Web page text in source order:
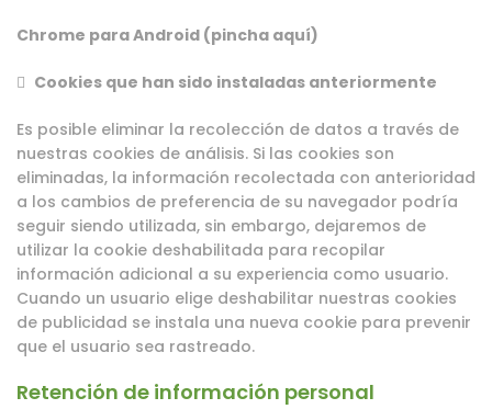
Chrome para Android (pincha aquí)
 Cookies que han sido instaladas anteriormente
Es posible eliminar la recolección de datos a través de
nuestras cookies de análisis. Si las cookies son
eliminadas, la información recolectada con anterioridad
a los cambios de preferencia de su navegador podría
seguir siendo utilizada, sin embargo, dejaremos de
utilizar la cookie deshabilitada para recopilar
información adicional a su experiencia como usuario.
Cuando un usuario elige deshabilitar nuestras cookies
de publicidad se instala una nueva cookie para prevenir
que el usuario sea rastreado.
Retención de información personal